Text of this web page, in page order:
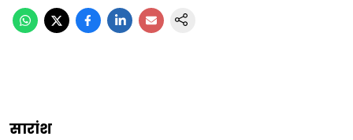
सारांश